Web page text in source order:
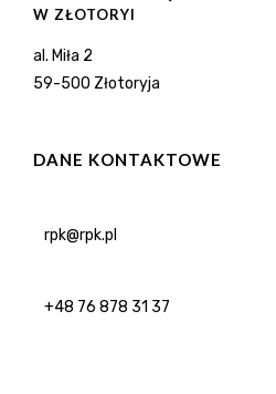
W ZŁOTORYI
al. Miła 2
59-500 Złotoryja
DANE KONTAKTOWE
rpk@rpk.pl
+48 76 878 31 37